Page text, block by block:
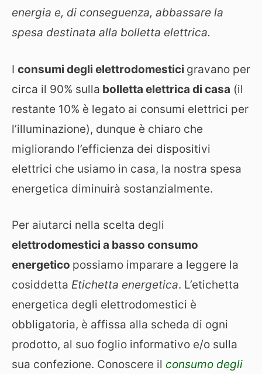
energia e, di conseguenza, abbassare la
spesa destinata alla bolletta elettrica.
I consumi degli elettrodomestici gravano per
circa il 90% sulla bolletta elettrica di casa (il
restante 10% è legato ai consumi elettrici per
l’illuminazione), dunque è chiaro che
migliorando l’efficienza dei dispositivi
elettrici che usiamo in casa, la nostra spesa
energetica diminuirà sostanzialmente.
Per aiutarci nella scelta degli
elettrodomestici a basso consumo
energetico possiamo imparare a leggere la
cosiddetta Etichetta energetica. L’etichetta
energetica degli elettrodomestici è
obbligatoria, è affissa alla scheda di ogni
prodotto, al suo foglio informativo e/o sulla
sua confezione. Conoscere il consumo degli